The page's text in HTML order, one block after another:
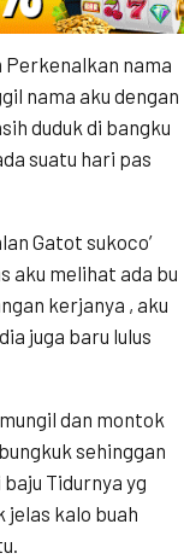
Perkenalkan nama
nama aku dengan
duduk di bangku
suatu hari pas
Gatot sukoco’
aku melihat ada bu
kerjanya , aku
juga baru lulus
dan montok
sehinggan
Tidurnya yg
kalo buah